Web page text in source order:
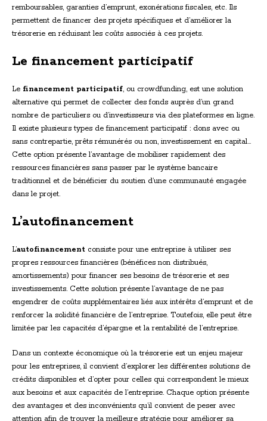
remboursables, garanties d’emprunt, exonérations fiscales, etc. Ils
permettent de financer des projets spécifiques et d’améliorer la
trésorerie en réduisant les coûts associés à ces projets.
Le financement participatif
Le financement participatif, ou crowdfunding, est une solution
alternative qui permet de collecter des fonds auprès d’un grand
nombre de particuliers ou d’investisseurs via des plateformes en ligne.
Il existe plusieurs types de financement participatif : dons avec ou
sans contrepartie, prêts rémunérés ou non, investissement en capital…
Cette option présente l’avantage de mobiliser rapidement des
ressources financières sans passer par le système bancaire
traditionnel et de bénéficier du soutien d’une communauté engagée
dans le projet.
L’autofinancement
L’autofinancement consiste pour une entreprise à utiliser ses
propres ressources financières (bénéfices non distribués,
amortissements) pour financer ses besoins de trésorerie et ses
investissements. Cette solution présente l’avantage de ne pas
engendrer de coûts supplémentaires liés aux intérêts d’emprunt et de
renforcer la solidité financière de l’entreprise. Toutefois, elle peut être
limitée par les capacités d’épargne et la rentabilité de l’entreprise.
Dans un contexte économique où la trésorerie est un enjeu majeur
pour les entreprises, il convient d’explorer les différentes solutions de
crédits disponibles et d’opter pour celles qui correspondent le mieux
aux besoins et aux capacités de l’entreprise. Chaque option présente
des avantages et des inconvénients qu’il convient de peser avec
attention afin de trouver la meilleure stratégie pour améliorer sa